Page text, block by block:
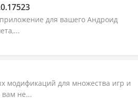
для вашего Андроид
модификаций для множества игр и
не...